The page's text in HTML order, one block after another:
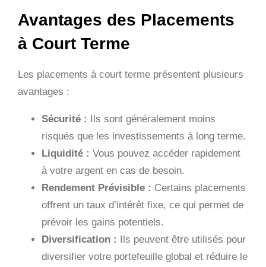
Avantages des Placements
à Court Terme
Les placements à court terme présentent plusieurs
avantages :
Sécurité : Ils sont généralement moins
risqués que les investissements à long terme.
Liquidité : Vous pouvez accéder rapidement
à votre argent en cas de besoin.
Rendement Prévisible : Certains placements
offrent un taux d’intérêt fixe, ce qui permet de
prévoir les gains potentiels.
Diversification : Ils peuvent être utilisés pour
diversifier votre portefeuille global et réduire le